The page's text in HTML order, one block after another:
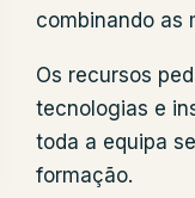
combinando as
Os recursos
tecnologias e
toda a equipa
formação.